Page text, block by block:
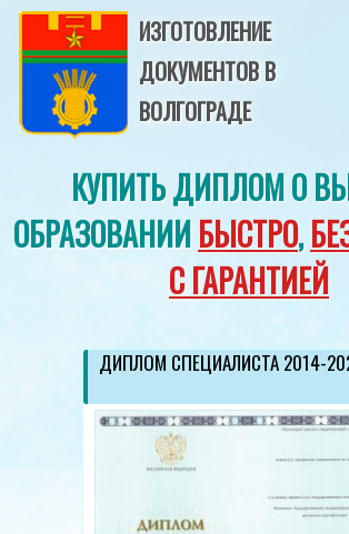
ИЗГОТОВЛЕНИЕ
ДОКУМЕНТОВ В
ВОЛГОГРАДЕ
КУПИТЬ ДИПЛОМ О
ОБРАЗОВАНИИБЫСТРО,
С ГАРАНТИЕЙ
ДИПЛОМ СПЕЦИАЛИСТА 2014-